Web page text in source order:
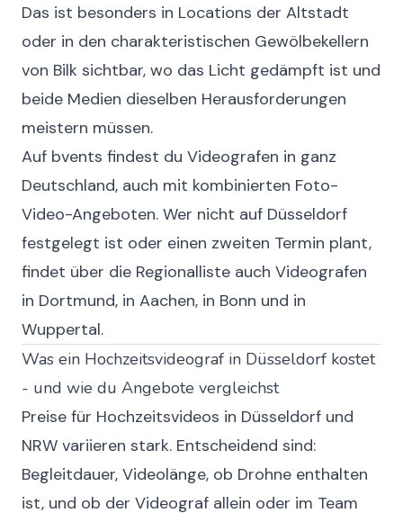
Das ist besonders in Locations der Altstadt
oder in den charakteristischen Gewölbekellern
von Bilk sichtbar, wo das Licht gedämpft ist und
beide Medien dieselben Herausforderungen
meistern müssen.
Auf bvents findest du Videografen in ganz
Deutschland, auch mit kombinierten Foto-
Video-Angeboten. Wer nicht auf Düsseldorf
festgelegt ist oder einen zweiten Termin plant,
findet über die Regionalliste auch Videografen
in Dortmund, in Aachen, in Bonn und in
Wuppertal.
Was ein Hochzeitsvideograf in Düsseldorf kostet
- und wie du Angebote vergleichst
Preise für Hochzeitsvideos in Düsseldorf und
NRW variieren stark. Entscheidend sind:
Begleitdauer, Videolänge, ob Drohne enthalten
ist, und ob der Videograf allein oder im Team